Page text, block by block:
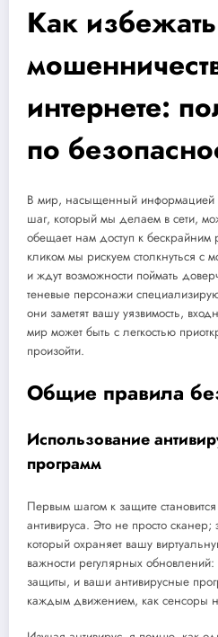
Как избежать
интернете:
по
В мир, насыщенный информацией
шаг, который мы делаем в сети,
обещает нам доступ к
кликом мы рискуем столкнуться с
и ждут возможности поймать
теневые персонажи
они заметят вашу уязвимость,
мир может быть с легкостью
произойти.
Общие правила
Использование
программ
Первым шагом к защите становится
антивируса. Это не просто
который охраняет вашу
важности регулярных
защиты, и ваши антивирусные
каждым движением, как сенсоры